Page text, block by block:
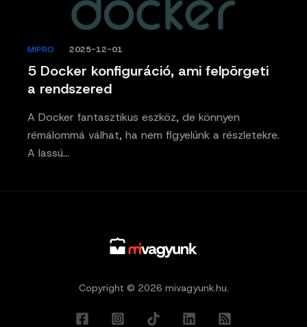
5 Docker konfiguráció, ami felpörgeti
a rendszered
MIPRO 2025-12-01
A Docker fantasztikus eszköz, de könnyen
rémálommá válhat, ha nem figyelünk a részletekre.
A lassú…
Copyright © 2026 mivagyunk.hu.